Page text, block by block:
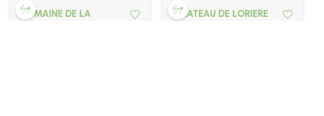
DOMAINE DE LA
CHATEAU DE LORIERE